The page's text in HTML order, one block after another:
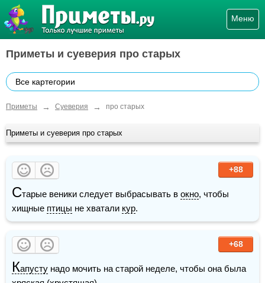
Меню
Приметы и суеверия про старых
Все картегории
Приметы → Суеверия → про старых
Приметы и суеверия про старых
+88
Старые веники следует выбрасывать в окно, чтобы
хищные птицы не хватали кур.
+68
Капусту надо мочить на старой неделе, чтобы она была